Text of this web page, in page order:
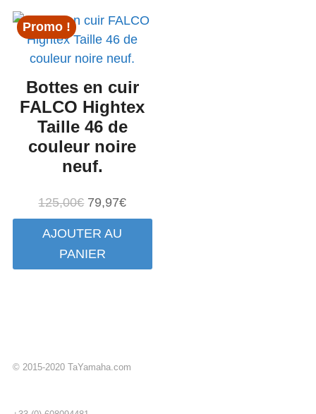
Promo !
Bottes en cuir
FALCO Hightex
Taille 46 de
couleur noire
neuf.
125,00€ Le
prix
initial
était :
79,97€Le
prix
AJOUTER AU
PANIER
© 2015-2020 TaYamaha.com